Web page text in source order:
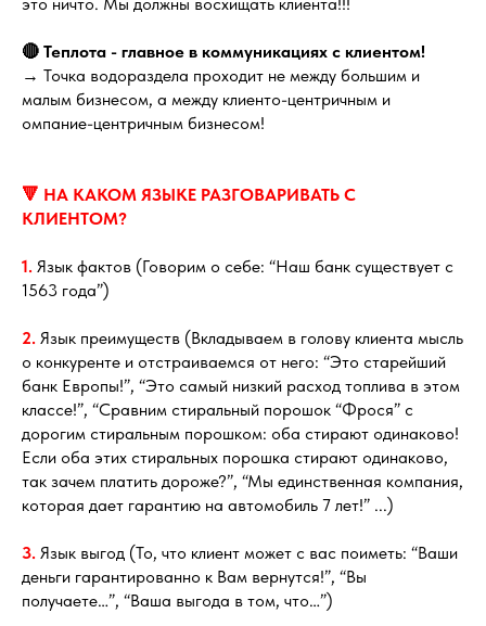
🔴 Теплота - главное в коммуникациях с клиентом!
→ Точка водораздела проходит не между большим и
малым бизнесом, а между клиенто-центричным и
омпание-центричным бизнесом!
🔻 НА КАКОМ ЯЗЫКЕ РАЗГОВАРИВАТЬ С
КЛИЕНТОМ?
1. Язык фактов (Говорим о себе: “Наш банк существует с
1563 года”)
2. Язык преимуществ (Вкладываем в голову клиента мысль
о конкуренте и отстраиваемся от него: “Это старейший
банк Европы!”, “Это самый низкий расход топлива в этом
классе!”, “Сравним стиральный порошок “Фрося” с
дорогим стиральным порошком: оба стирают одинаково!
Если оба этих стиральных порошка стирают одинаково,
так зачем платить дороже?”, “Мы единственная компания,
которая дает гарантию на автомобиль 7 лет!” ...)
3. Язык выгод (То, что клиент может с вас поиметь: “Ваши
деньги гарантированно к Вам вернутся!”, “Вы
получаете…”, “Ваша выгода в том, что…”)